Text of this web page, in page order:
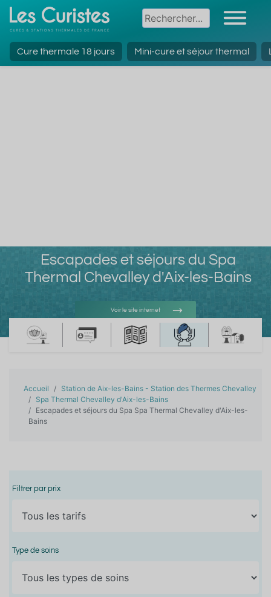
Cure thermale 18 jours Mini-cure et séjour thermal
Escapades et séjours du Spa
Thermal Chevalley d'Aix-les-Bains
Voir le site internet
Voir l'adresse e-mail
Accueil
Station de Aix-les-Bains - Station des Thermes Chevalley
Spa Thermal Chevalley d'Aix-les-Bains
Escapades et séjours du Spa Spa Thermal Chevalley d'Aix-les-
Bains
Filtrer par prix
Type de soins